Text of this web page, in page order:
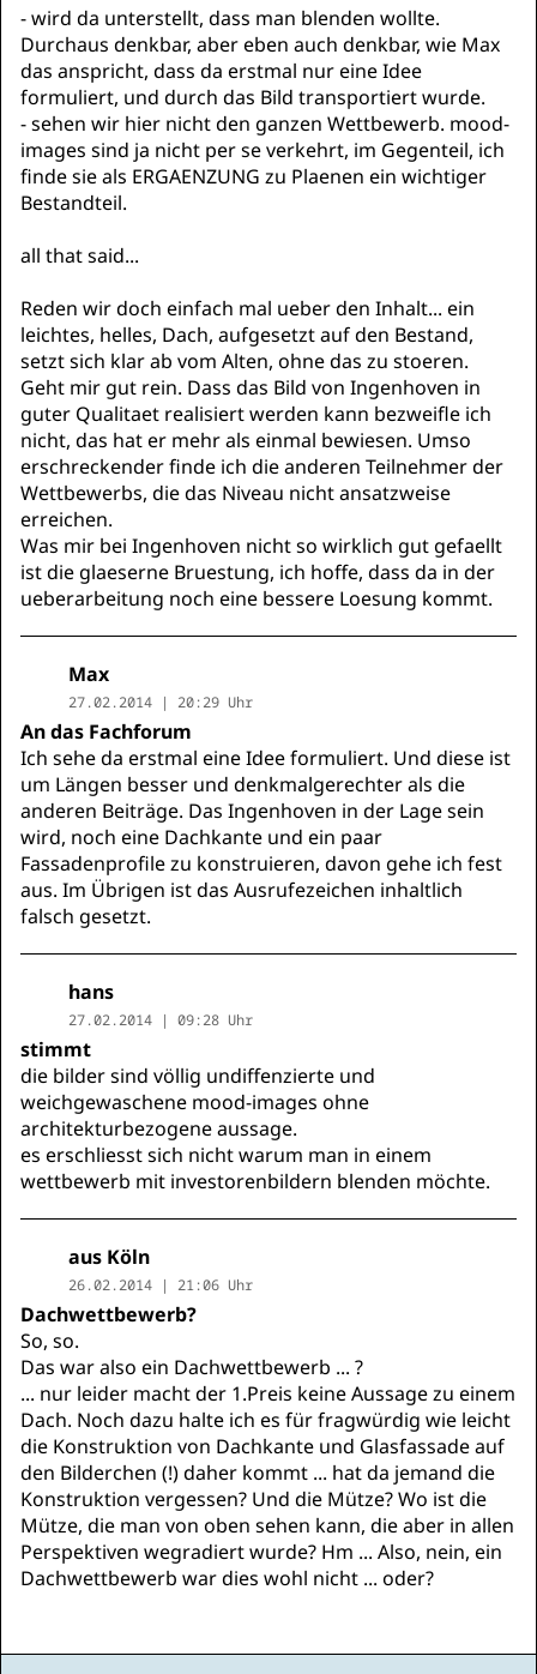
- wird da unterstellt, dass man blenden wollte.
Durchaus denkbar, aber eben auch denkbar, wie Max
das anspricht, dass da erstmal nur eine Idee
formuliert, und durch das Bild transportiert wurde.
- sehen wir hier nicht den ganzen Wettbewerb. mood-
images sind ja nicht per se verkehrt, im Gegenteil, ich
finde sie als ERGAENZUNG zu Plaenen ein wichtiger
Bestandteil.
all that said...
Reden wir doch einfach mal ueber den Inhalt... ein
leichtes, helles, Dach, aufgesetzt auf den Bestand,
setzt sich klar ab vom Alten, ohne das zu stoeren.
Geht mir gut rein. Dass das Bild von Ingenhoven in
guter Qualitaet realisiert werden kann bezweifle ich
nicht, das hat er mehr als einmal bewiesen. Umso
erschreckender finde ich die anderen Teilnehmer der
Wettbewerbs, die das Niveau nicht ansatzweise
erreichen.
Was mir bei Ingenhoven nicht so wirklich gut gefaellt
ist die glaeserne Bruestung, ich hoffe, dass da in der
ueberarbeitung noch eine bessere Loesung kommt.
Max
27.02.2014 | 20:29 Uhr
An das Fachforum
Ich sehe da erstmal eine Idee formuliert. Und diese ist
um Längen besser und denkmalgerechter als die
anderen Beiträge. Das Ingenhoven in der Lage sein
wird, noch eine Dachkante und ein paar
Fassadenprofile zu konstruieren, davon gehe ich fest
aus. Im Übrigen ist das Ausrufezeichen inhaltlich
falsch gesetzt.
hans
27.02.2014 | 09:28 Uhr
stimmt
die bilder sind völlig undiffenzierte und
weichgewaschene mood-images ohne
architekturbezogene aussage.
es erschliesst sich nicht warum man in einem
wettbewerb mit investorenbildern blenden möchte.
aus Köln
26.02.2014 | 21:06 Uhr
Dachwettbewerb?
So, so.
Das war also ein Dachwettbewerb ... ?
... nur leider macht der 1.Preis keine Aussage zu einem
Dach. Noch dazu halte ich es für fragwürdig wie leicht
die Konstruktion von Dachkante und Glasfassade auf
den Bilderchen (!) daher kommt ... hat da jemand die
Konstruktion vergessen? Und die Mütze? Wo ist die
Mütze, die man von oben sehen kann, die aber in allen
Perspektiven wegradiert wurde? Hm ... Also, nein, ein
Dachwettbewerb war dies wohl nicht ... oder?